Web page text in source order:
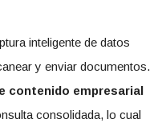
inteligente de datos
y enviar documentos.
contenido empresarial
consolidada, lo cual